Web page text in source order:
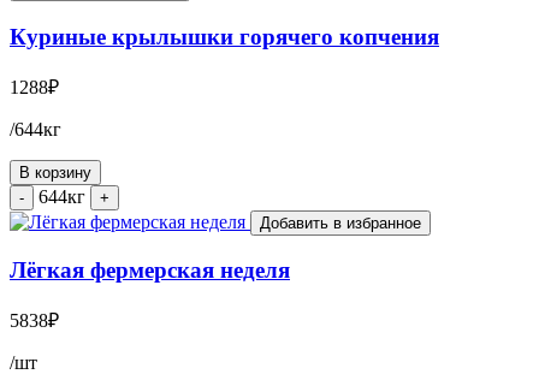
Куриные крылышки горячего копчения
1288₽
/644кг
В корзину
-
644кг
+
Добавить в избранное
Лёгкая фермерская неделя
5838₽
/шт